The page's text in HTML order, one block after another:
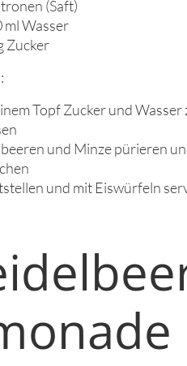
(Saft)
ml Wasser
Zucker
Topf Zucker und
und Minze pürieren
und mit Eiswürfeln